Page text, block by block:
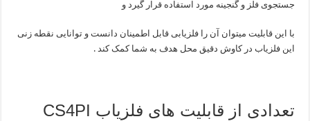
جستجوی فلز و گنجینه مورد استفاده قرار گیرد و
با این قابلیت میتوان آن را فلزیابی قابل اطمینان دانست و توانایی نقطه زنی
این فلزیاب در کاوش دقیق محل هدف به شما کمک کند .
تعدادی از قابلیت های فلزیاب CS4PI